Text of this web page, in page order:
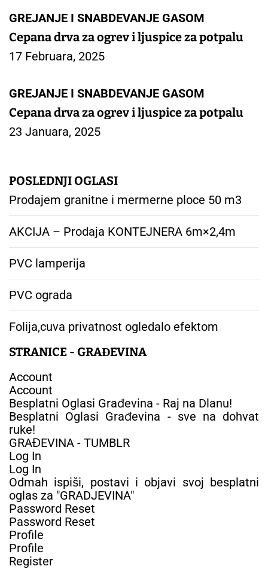
GREJANJE I SNABDEVANJE GASOM
Cepana drva za ogrev i ljuspice za potpalu
17 Februara, 2025
GREJANJE I SNABDEVANJE GASOM
Cepana drva za ogrev i ljuspice za potpalu
23 Januara, 2025
POSLEDNJI OGLASI
Prodajem granitne i mermerne ploce 50 m3
AKCIJA – Prodaja KONTEJNERA 6m×2,4m
PVC lamperija
PVC ograda
Folija,cuva privatnost ogledalo efektom
STRANICE - GRAĐEVINA
Account
Account
Besplatni Oglasi Građevina - Raj na Dlanu!
Besplatni Oglasi Građevina - sve na dohvat
ruke!
GRAĐEVINA - TUMBLR
Log In
Log In
Odmah ispiši, postavi i objavi svoj besplatni
oglas za "GRADJEVINA"
Password Reset
Password Reset
Profile
Profile
Register